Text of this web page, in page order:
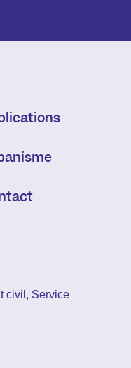
civil, Service